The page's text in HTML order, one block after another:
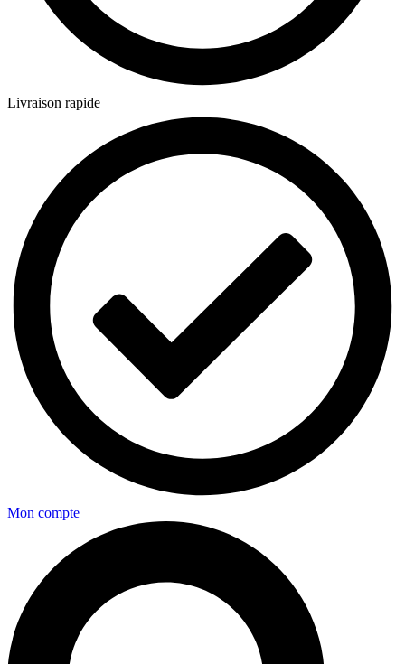
Livraison rapide
Mon compte